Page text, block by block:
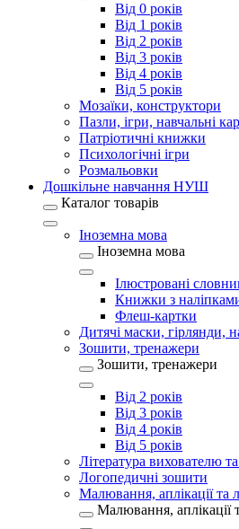
Від 0 років
Від 1 років
Від 2 років
Від 3 років
Від 4 років
Від 5 років
Мозаїки, конструктори
Пазли, ігри, навчальні
Патріотичні книжки
Психологічні ігри
Розмальовки
Дошкільне навчання НУШ
Каталог товарів
Іноземна мова
Іноземна мова
Ілюстровані
Книжки з
Флеш-картки
Дитячі маски, гірлянди,
Зошити, тренажери
Зошити, тренажери
Від 2 років
Від 3 років
Від 4 років
Від 5 років
Література вихователю
Логопедичні зошити
Малювання, аплікації та
Малювання, аплікації